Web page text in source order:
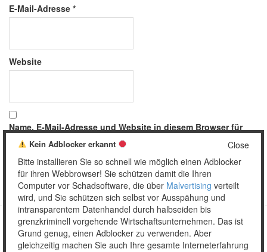
E-Mail-Adresse *
Website
Name, E-Mail-Adresse und Website in diesem Browser für
meinen nächsten Kommentar speichern.
Copyright © 2026 Unser täglich Spam.
MobileWordPress Theme by themehall.com
Close
Kein Adblocker erkannt
Bitte installieren Sie so schnell wie möglich einen Adblocker
für ihren Webbrowser! Sie schützen damit die Ihren
Computer vor Schadsoftware, die über Malvertising verteilt
wird, und Sie schützen sich selbst vor Ausspähung und
intransparentem Datenhandel durch halbseiden bis
grenzkriminell vorgehende Wirtschaftsunternehmen. Das ist
Grund genug, einen Adblocker zu verwenden. Aber
gleichzeitig machen Sie auch Ihre gesamte Interneterfahrung